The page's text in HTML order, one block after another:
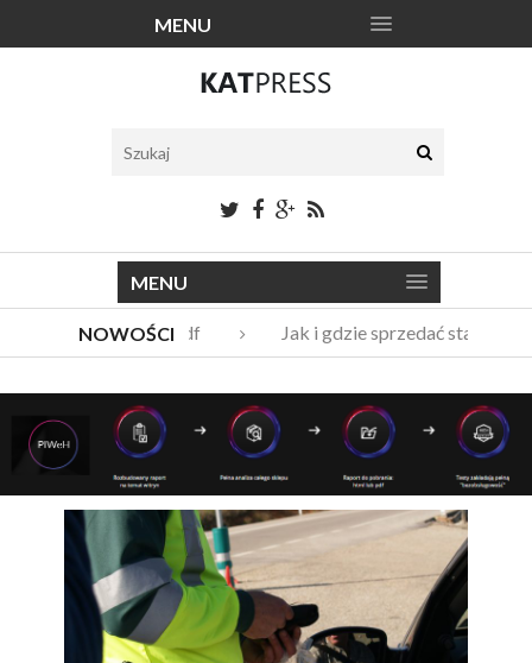
MENU
MENU
NOWOŚCI
Katalogi narzędzi pdf
Jak i gdzie sprzedać stare
Vito Bambino – kim jest nowy członek Męskie Granie Orkiestra